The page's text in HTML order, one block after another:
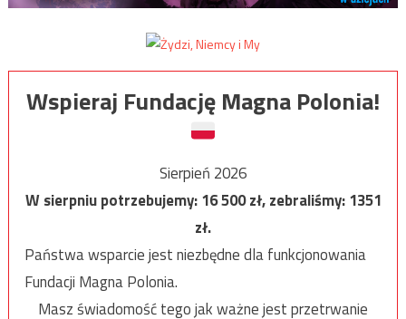
Wspieraj Fundację Magna Polonia!
Sierpień 2026
W sierpniu potrzebujemy:16 500zł, zebraliśmy:1351
zł.
Państwa wsparcie jest niezbędne dla funkcjonowania
Fundacji Magna Polonia.
Masz świadomość tego jak ważne jest przetrwanie